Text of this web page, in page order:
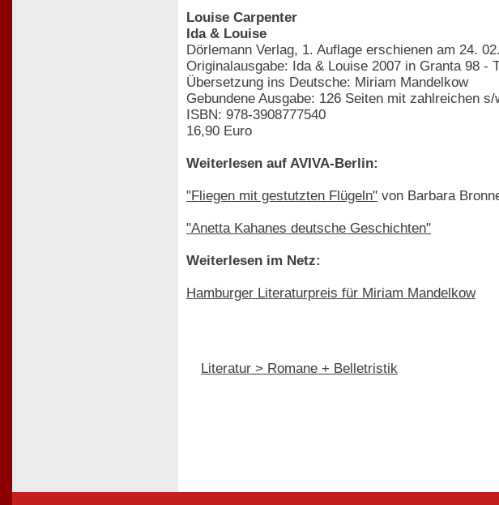
Louise Carpenter
Ida & Louise
Dörlemann Verlag, 1. Auflage erschienen am 24.
Originalausgabe: Ida & Louise 2007 in Granta 98 -
Übersetzung ins Deutsche: Miriam Mandelkow
Gebundene Ausgabe: 126 Seiten mit zahlreichen s/
ISBN: 978-3908777540
16,90 Euro
Weiterlesen auf AVIVA-Berlin:
"Fliegen mit gestutzten Flügeln" von Barbara
"Anetta Kahanes deutsche Geschichten"
Weiterlesen im Netz:
Hamburger Literaturpreis für Miriam Mandelkow
Literatur > Romane + Belletristik